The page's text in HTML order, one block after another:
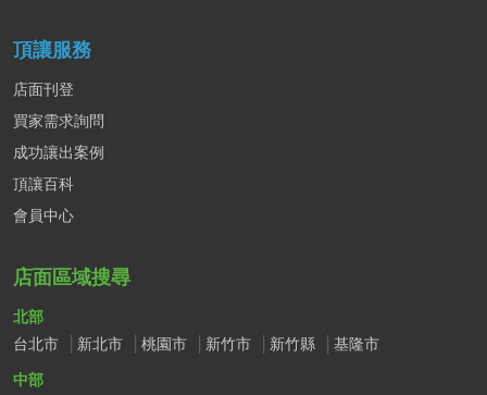
頂讓服務
店面刊登
買家需求詢問
成功讓出案例
頂讓百科
會員中心
店面區域搜尋
北部
台北市
新北市 桃園市 新竹市 新竹縣
基隆市
中部